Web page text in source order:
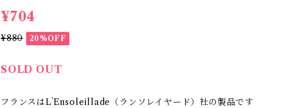
¥704
¥880 20%OFF
SOLD OUT
フランスはL`Ensoleillade（ランソレイヤード）社の製品です